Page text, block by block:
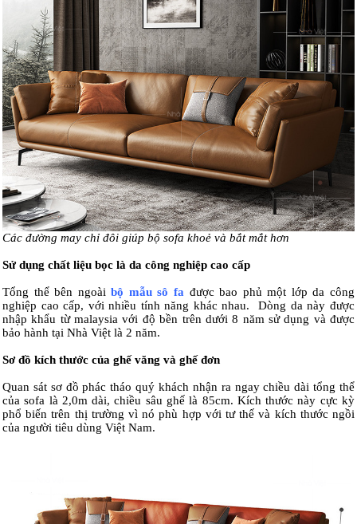
Các đường may chỉ đôi giúp bộ sofa khoẻ và bắt mắt hơn
Sử dụng chất liệu bọc là da công nghiệp cao cấp
Tổng thể bên ngoàibộ mẫu sô fa được bao phủ một lớp da công
nghiệp cao cấp, với nhiều tính năng khác nhau. Dòng da này được
nhập khẩu từ malaysia với độ bền trên dưới 8 năm sử dụng và được
bảo hành tại Nhà Việt là 2 năm.
Sơ đồ kích thước của ghế văng và ghế đơn
Quan sát sơ đồ phác tháo quý khách nhận ra ngay chiều dài tổng thể
của sofa là 2,0m dài, chiều sâu ghế là 85cm. Kích thước này cực kỳ
phổ biến trên thị trường vì nó phù hợp với tư thế và kích thước ngồi
của người tiêu dùng Việt Nam.